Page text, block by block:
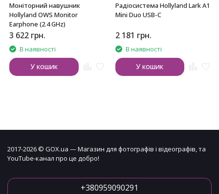
Моніторний навушник
Hollyland OWS Monitor
Earphone (2.4 GHz)
3 622 грн.
В наявності
У кошик
Радіосистема Hollyland Lark A1
Mini Duo USB-C
2 181 грн.
В наявності
У кошик
2017-2026 © GOX.ua — Магазин для фотографів і відеографів, та
YouTube-канал про це добро!
+380959090291